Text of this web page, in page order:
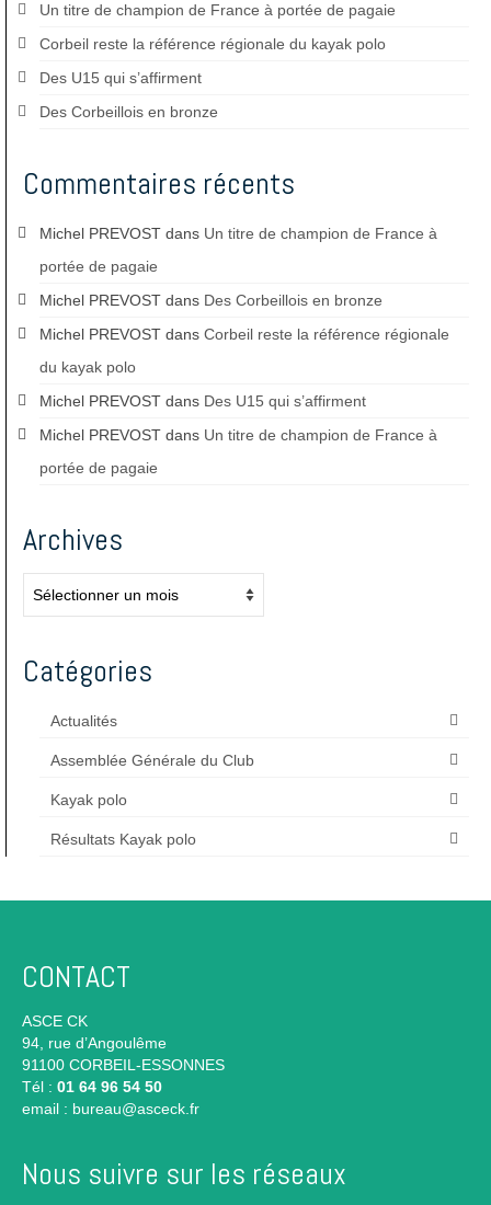
Un titre de champion de France à portée de pagaie
Corbeil reste la référence régionale du kayak polo
Des U15 qui s’affirment
Des Corbeillois en bronze
Commentaires récents
Michel PREVOST dans Un titre de champion de France à
portée de pagaie
Michel PREVOST dans Des Corbeillois en bronze
Michel PREVOST dans Corbeil reste la référence régionale
du kayak polo
Michel PREVOST dans Des U15 qui s’affirment
Michel PREVOST dans Un titre de champion de France à
portée de pagaie
Archives
Catégories
Actualités
Assemblée Générale du Club
Kayak polo
Résultats Kayak polo
CONTACT
ASCE CK
94, rue d’Angoulême
91100 CORBEIL-ESSONNES
Tél : 01 64 96 54 50
email : bureau@asceck.fr
Nous suivre sur les réseaux